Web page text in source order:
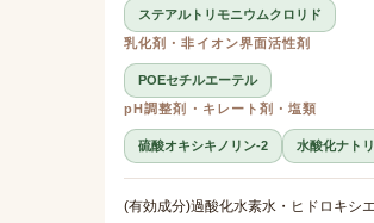
ステアルトリモニウムクロリド
乳化剤・非イオン界面活性剤
POEセチルエーテル
pH調整剤・キレート剤・塩類
硫酸オキシキノリン-2 水酸化ナト
(有効成分)過酸化水素水・ヒドロキシ